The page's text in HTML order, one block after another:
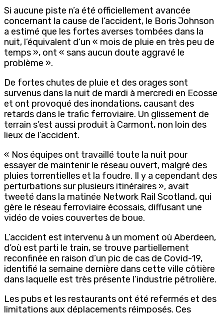
Si aucune piste n’a été officiellement avancée
concernant la cause de l’accident, le Boris Johnson
a estimé que les fortes averses tombées dans la
nuit, l’équivalent d’un « mois de pluie en très peu de
temps », ont « sans aucun doute aggravé le
problème ».
De fortes chutes de pluie et des orages sont
survenus dans la nuit de mardi à mercredi en Ecosse
et ont provoqué des inondations, causant des
retards dans le trafic ferroviaire. Un glissement de
terrain s’est aussi produit à Carmont, non loin des
lieux de l’accident.
« Nos équipes ont travaillé toute la nuit pour
essayer de maintenir le réseau ouvert, malgré des
pluies torrentielles et la foudre. Il y a cependant des
perturbations sur plusieurs itinéraires », avait
tweeté dans la matinée Network Rail Scotland, qui
gère le réseau ferroviaire écossais, diffusant une
vidéo de voies couvertes de boue.
L’accident est intervenu à un moment où Aberdeen,
d’où est parti le train, se trouve partiellement
reconfinée en raison d’un pic de cas de Covid-19,
identifié la semaine dernière dans cette ville côtière
dans laquelle est très présente l’industrie pétrolière.
Les pubs et les restaurants ont été refermés et des
limitations aux déplacements réimposés. Ces